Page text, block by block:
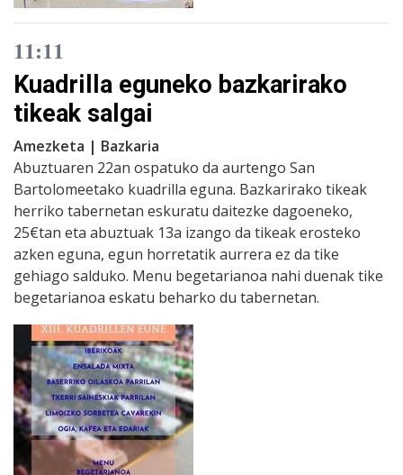
11:11
Kuadrilla eguneko bazkarirako
tikeak salgai
Amezketa | Bazkaria
Abuztuaren 22an ospatuko da aurtengo San
Bartolomeetako kuadrilla eguna. Bazkarirako tikeak
herriko tabernetan eskuratu daitezke dagoeneko,
25€tan eta abuztuak 13a izango da tikeak erosteko
azken eguna, egun horretatik aurrera ez da tike
gehiago salduko. Menu begetarianoa nahi duenak tike
begetarianoa eskatu beharko du tabernetan.